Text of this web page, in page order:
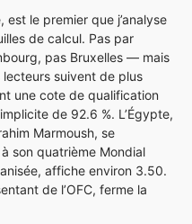
le premier que j’analyse
de calcul. Pas par
pas Bruxelles — mais
lecteurs suivent de plus
une cote de qualification
de 92.6 %. L’Égypte,
Marmoush, se
son quatrième Mondial
affiche environ 3.50.
de l’OFC, ferme la